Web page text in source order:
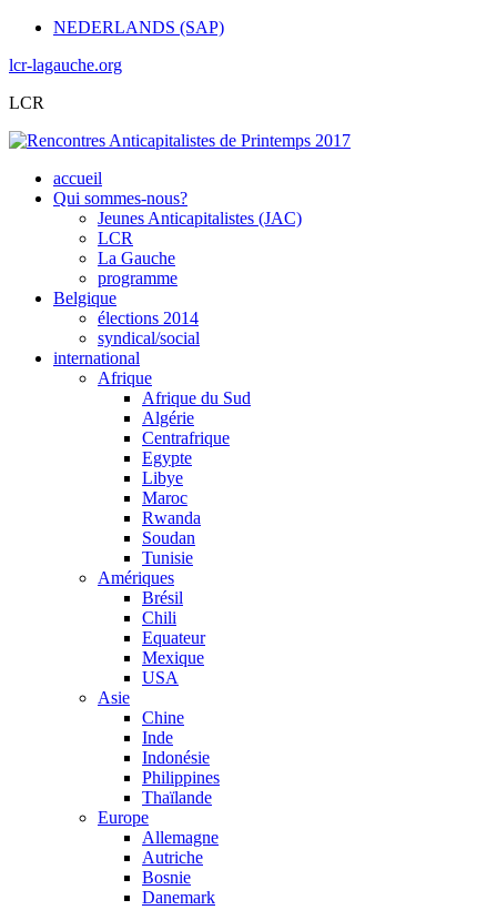
NEDERLANDS (SAP)
lcr-lagauche.org
LCR
accueil
Qui sommes-nous?
Jeunes Anticapitalistes (JAC)
LCR
La Gauche
programme
Belgique
élections 2014
syndical/social
international
Afrique
Afrique du Sud
Algérie
Centrafrique
Egypte
Libye
Maroc
Rwanda
Soudan
Tunisie
Amériques
Brésil
Chili
Equateur
Mexique
USA
Asie
Chine
Inde
Indonésie
Philippines
Thaïlande
Europe
Allemagne
Autriche
Bosnie
Danemark